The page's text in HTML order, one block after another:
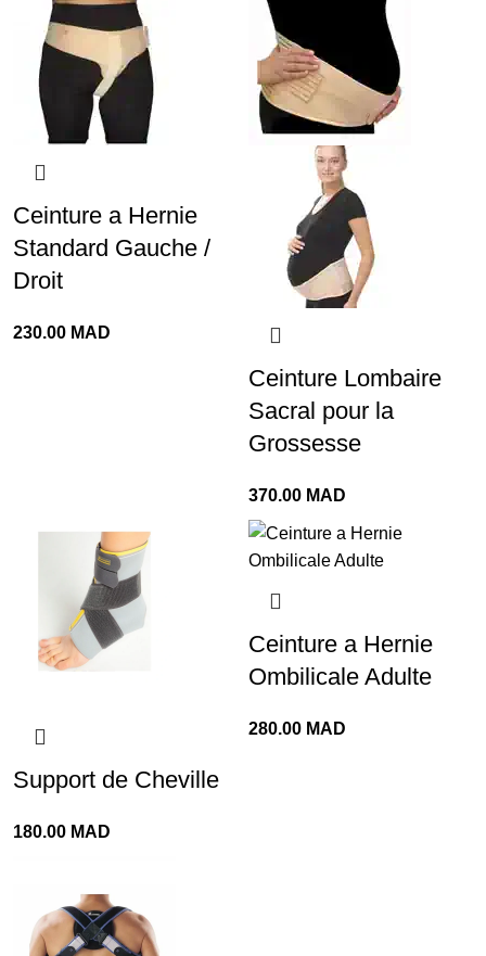
Ceinture a Hernie
Standard Gauche /
Droit
230.00 MAD
Ceinture Lombaire
Sacral pour la
Grossesse
370.00 MAD
Support de Cheville
180.00 MAD
Ceinture a Hernie
Ombilicale Adulte
280.00 MAD